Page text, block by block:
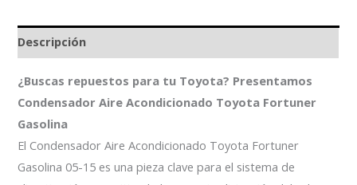
Descripción
¿Buscas repuestos para tu Toyota? Presentamos
Condensador Aire Acondicionado Toyota Fortuner
Gasolina
El Condensador Aire Acondicionado Toyota Fortuner
Gasolina 05-15 es una pieza clave para el sistema de